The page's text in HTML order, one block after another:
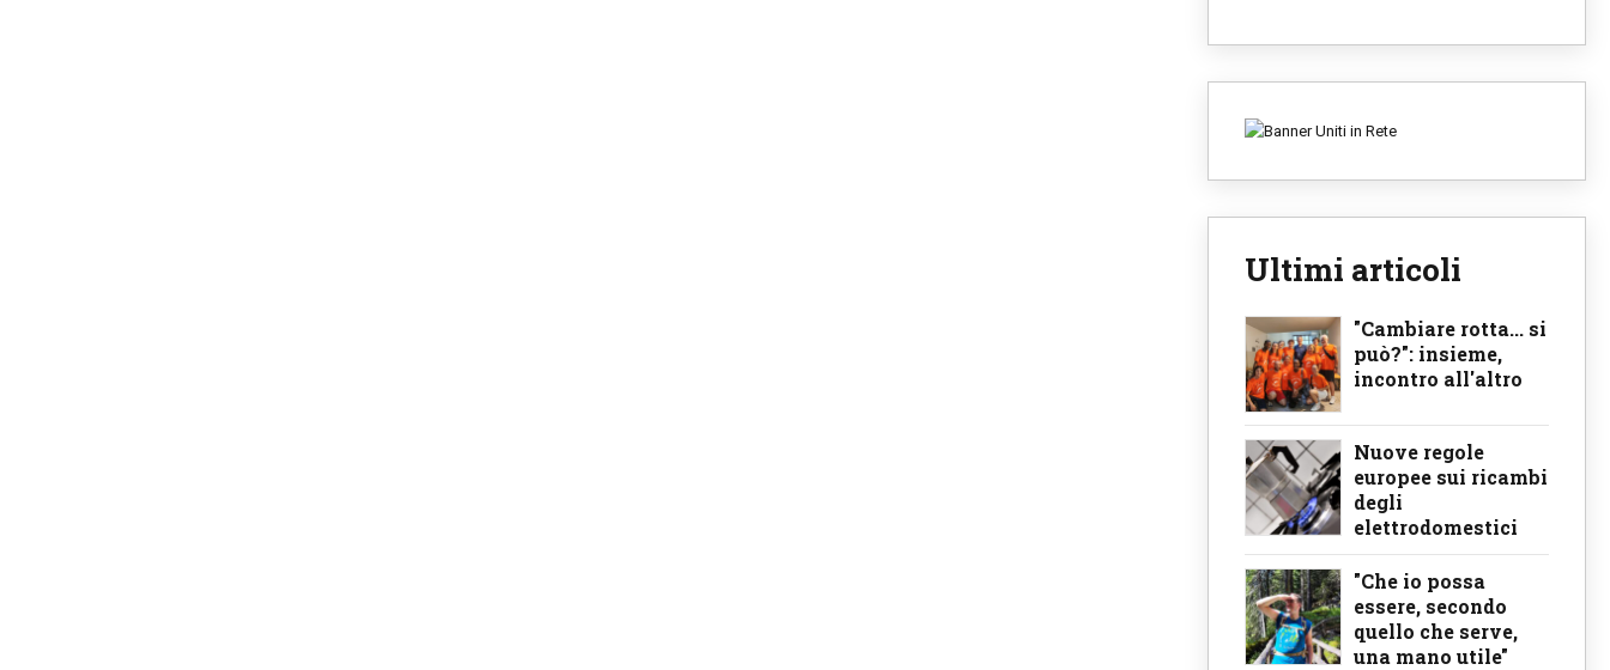
Ultimi articoli
"Cambiare rotta... si
può?": insieme,
incontro all'altro
Nuove regole
europee sui ricambi
degli
elettrodomestici
"Che io possa
essere, secondo
quello che serve,
una mano utile"